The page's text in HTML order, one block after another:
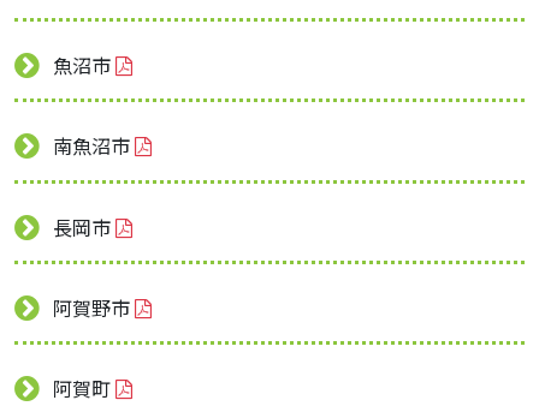
魚沼市
南魚沼市
長岡市
阿賀野市
阿賀町